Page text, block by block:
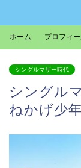
ホーム プロフィ
シングルマザー時代
シングル
ねかげ少